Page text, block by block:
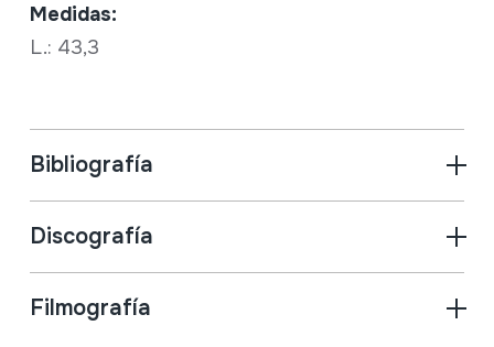
Medidas:
L.: 43,3
Bibliografía
Discografía
Filmografía